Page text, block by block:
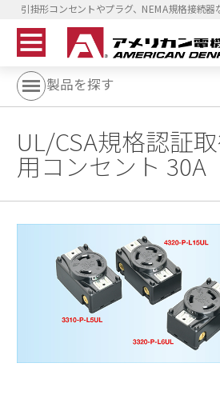
引掛形コンセントやプラグ、NEMA規格接続器
製品を探す
UL/CSA規格認証
用コンセント 30A